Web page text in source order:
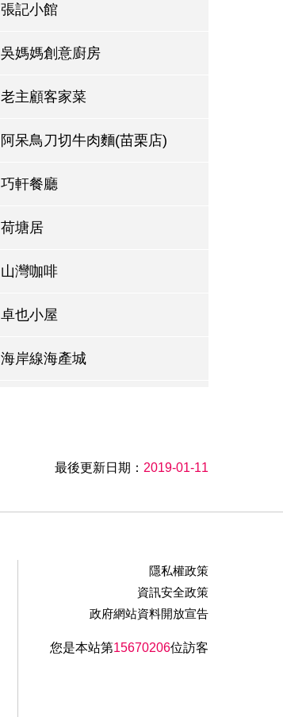
張記小館
吳媽媽創意廚房
老主顧客家菜
阿呆鳥刀切牛肉麵(苗栗店)
巧軒餐廳
荷塘居
山灣咖啡
卓也小屋
海岸線海產城
最後更新日期： 2019-01-11
隱私權政策
資訊安全政策
政府網站資料開放宣告
您是本站第15670206位訪客